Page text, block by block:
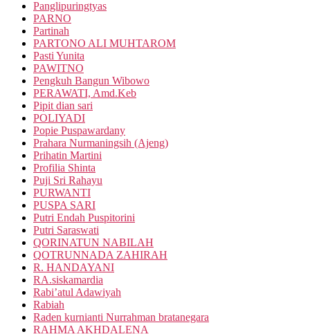
Panglipuringtyas
PARNO
Partinah
PARTONO ALI MUHTAROM
Pasti Yunita
PAWITNO
Pengkuh Bangun Wibowo
PERAWATI, Amd.Keb
Pipit dian sari
POLIYADI
Popie Puspawardany
Prahara Nurmaningsih (Ajeng)
Prihatin Martini
Profilia Shinta
Puji Sri Rahayu
PURWANTI
PUSPA SARI
Putri Endah Puspitorini
Putri Saraswati
QORINATUN NABILAH
QOTRUNNADA ZAHIRAH
R. HANDAYANI
RA.siskamardia
Rabi’atul Adawiyah
Rabiah
Raden kurnianti Nurrahman bratanegara
RAHMA AKHDALENA